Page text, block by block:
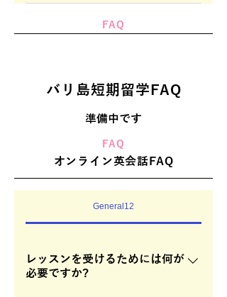
ルからタクシーで20分程度の所にあ
ります。 病院へ行く際には、現地ス
セブ島は比較的安全な地域です。滞
在先には、24時間体制でガードマン
きに細心の注意を払いましょう。
FAQ
バリ島短期留学FAQ
準備中です
FAQ
オンライン英会話FAQ
General12
レッスンを受けるためには何が
必要ですか?